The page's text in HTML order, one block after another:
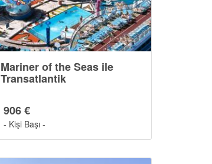
Mariner of the Seas ile
Transatlantik
906 €
- Kişi Başı -